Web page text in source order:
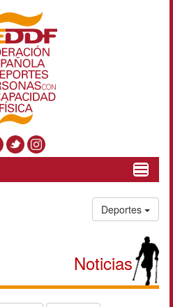
Toggle
Deportes
Noticias